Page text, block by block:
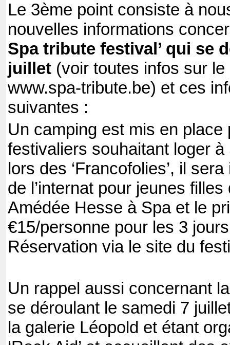
Le 3ème point consiste à
nouvelles informations
Spa tribute festival’ qui se
juillet (voir toutes infos sur
www.spa-tribute.be) et ces
suivantes :
Un camping est mis en place
festivaliers souhaitant loger
lors des ‘Francofolies’, il
de l’internat pour jeunes
Amédée Hesse à Spa et le
€15/personne pour les 3 jours
Réservation via le site du
Un rappel aussi concernant
se déroulant le samedi 7
la galerie Léopold et étant